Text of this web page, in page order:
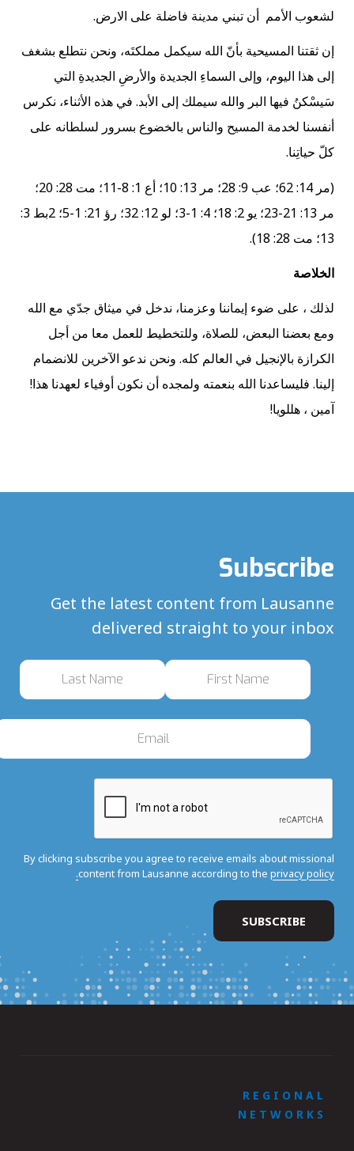
لشعوب الأمم أن تبني مدينة فاضلة على الارض.
إن ثقتنا المسيحية بأنّ الله سيكمل مملكتَه، ونحن نتطلع بشغف
إلى هذا اليوم، وإلى السماءِ الجديدة والأرضِ الجديدةِ التي
سَيسْكنُ فيها البر والله سيملك إلى الأبد. في هذه الأثناء، نكرس
أنفسنا لخدمة المسيح والناس بالخضوع بسرور لسلطانه على
كلّ حياتِنا.
(مر 14: 62؛ عب 9: 28؛ مر 13: 10؛ أع 1: 8-11؛ مت 28: 20؛
مر 13: 21-23؛ يو 2: 18؛ 4: 1-3؛ لو 12: 32؛ رؤ 21: 1-5؛ 2بط 3:
13؛ مت 28: 18).
الخلاصة
لذلك ، على ضوء إيماننا وعزمنا، ندخل في ميثاق جدّي مع الله
ومع بعضنا البعض، للصلاة، وللتخطيط للعمل معا من أجل
الكرازة بالإنجيل في العالم كله. ونحن ندعو الآخرين للانضمام
إلينا. فليساعدنا الله بنعمته ولمجده أن نكون أوفياء لعهدنا هذا!
آمين ، هللويا!
Subscribe
Get the latest content from Lausanne
delivered straight to your inbox
By clicking subscribe you agree to receive emails about missional
content from Lausanne according to the privacy policy.
REGIONAL
NETWORKS